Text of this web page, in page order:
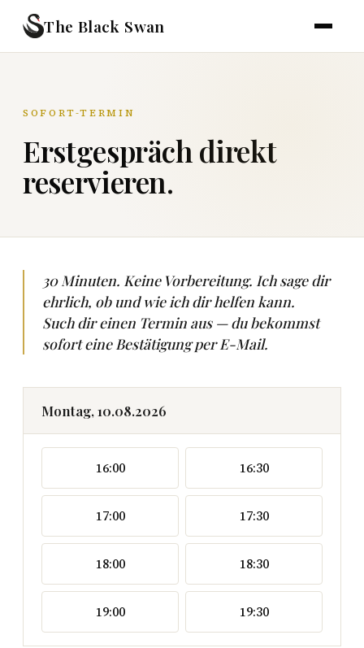
The Black Swan
SOFORT-TERMIN
Erstgespräch direkt
reservieren.
30 Minuten. Keine Vorbereitung. Ich sage dir
ehrlich, ob und wie ich dir helfen kann.
Such dir einen Termin aus — du bekommst
sofort eine Bestätigung per E-Mail.
Montag, 10.08.2026
16:00 16:30
17:00 17:30
18:00 18:30
19:00 19:30